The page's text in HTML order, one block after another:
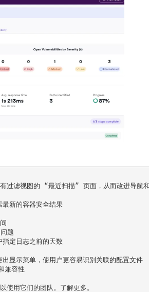
过滤视图的 “最近扫描” 页面，从而改进导航
新的容器安全结果
题
定日志之前的天数
示菜单，使用户更容易识别关联的配置文件
兼容性
使用它们的团队。了解更多。